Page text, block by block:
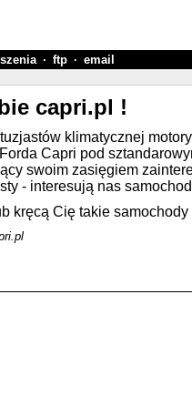
· ftp · email
capri.pl !
klimatycznej
Capri pod
swoim zasięgiem
- interesują nas
kręcą Cię takie samochody